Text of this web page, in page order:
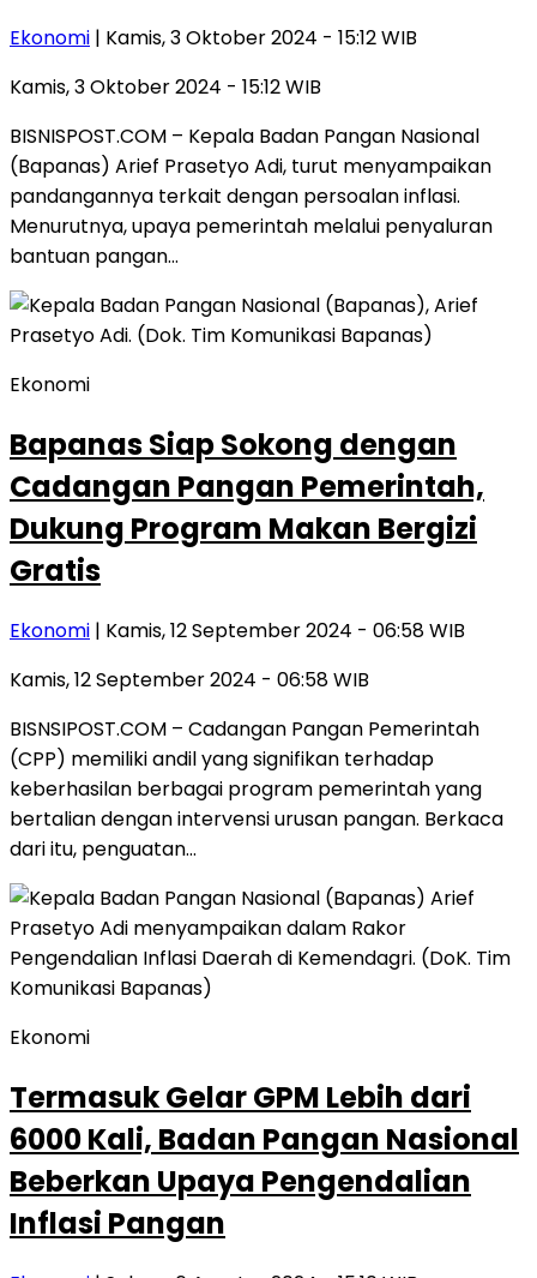
Ekonomi | Kamis, 3 Oktober 2024 - 15:12 WIB
Kamis, 3 Oktober 2024 - 15:12 WIB
BISNISPOST.COM – Kepala Badan Pangan Nasional
(Bapanas) Arief Prasetyo Adi, turut menyampaikan
pandangannya terkait dengan persoalan inflasi.
Menurutnya, upaya pemerintah melalui penyaluran
bantuan pangan…
Ekonomi
Bapanas Siap Sokong dengan
Cadangan Pangan Pemerintah,
Dukung Program Makan Bergizi
Gratis
Ekonomi | Kamis, 12 September 2024 - 06:58 WIB
Kamis, 12 September 2024 - 06:58 WIB
BISNSIPOST.COM – Cadangan Pangan Pemerintah
(CPP) memiliki andil yang signifikan terhadap
keberhasilan berbagai program pemerintah yang
bertalian dengan intervensi urusan pangan. Berkaca
dari itu, penguatan…
Ekonomi
Termasuk Gelar GPM Lebih dari
6000 Kali, Badan Pangan Nasional
Beberkan Upaya Pengendalian
Inflasi Pangan